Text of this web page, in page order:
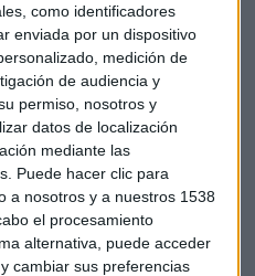
como identificadores
enviada por un dispositivo
medición de
de audiencia y
permiso, nosotros y
datos de localización
mediante las
Puede hacer clic para
a nosotros y a nuestros 1538
el procesamiento
alternativa, puede acceder
cambiar sus preferencias
al mercado y está en